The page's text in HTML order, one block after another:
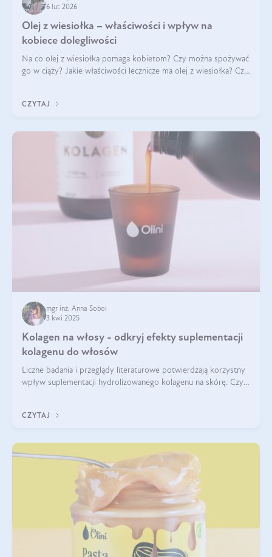
6 lut 2026
Olej z wiesiołka – właściwości i wpływ na
kobiece dolegliwości
Na co olej z wiesiołka pomaga kobietom? Czy można spożywać
go w ciąży? Jakie właściwości lecznicze ma olej z wiesiołka? Czy
CZYTAJ
mgr inż. Anna Sobol
3 kwi 2025
Kolagen na włosy - odkryj efekty suplementacji
kolagenu do włosów
Liczne badania i przeglądy literaturowe potwierdzają korzystny
wpływ suplementacji hydrolizowanego kolagenu na skórę. Czy
CZYTAJ